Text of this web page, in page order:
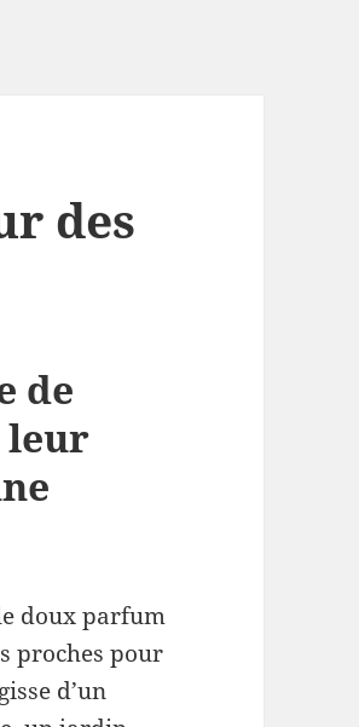
des
de
leur
doux parfum
proches pour
d’un